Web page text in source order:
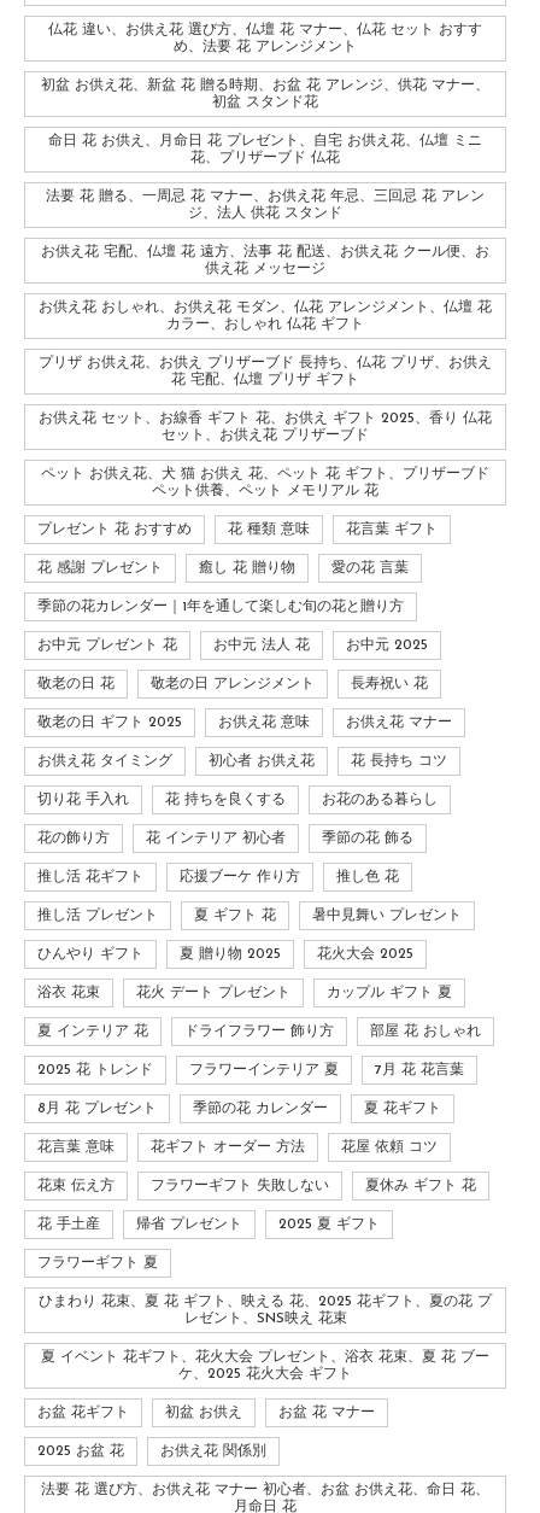
仏花 違い、お供え花 選び方、仏壇 花 マナー、仏花 セット おすす
め、法要 花 アレンジメント
初盆 お供え花、新盆 花 贈る時期、お盆 花 アレンジ、供花 マナー、
初盆 スタンド花
命日 花 お供え、月命日 花 プレゼント、自宅 お供え花、仏壇 ミニ
花、プリザーブド 仏花
法要 花 贈る、一周忌 花 マナー、お供え花 年忌、三回忌 花 アレン
ジ、法人 供花 スタンド
お供え花 宅配、仏壇 花 遠方、法事 花 配送、お供え花 クール便、お
供え花 メッセージ
お供え花 おしゃれ、お供え花 モダン、仏花 アレンジメント、仏壇 花
カラー、おしゃれ 仏花 ギフト
プリザ お供え花、お供え プリザーブド 長持ち、仏花 プリザ、お供え
花 宅配、仏壇 プリザ ギフト
お供え花 セット、お線香 ギフト 花、お供え ギフト 2025、香り 仏花
セット、お供え花 プリザーブド
ペット お供え花、犬 猫 お供え 花、ペット 花 ギフト、プリザーブド
ペット供養、ペット メモリアル 花
プレゼント 花 おすすめ 花 種類 意味 花言葉 ギフト
花 感謝 プレゼント 癒し 花 贈り物 愛の花 言葉
季節の花カレンダー｜1年を通して楽しむ旬の花と贈り方
お中元 プレゼント 花 お中元 法人 花 お中元 2025
敬老の日 花 敬老の日 アレンジメント 長寿祝い 花
敬老の日 ギフト 2025 お供え花 意味 お供え花 マナー
お供え花 タイミング 初心者 お供え花 花 長持ち コツ
切り花 手入れ 花 持ちを良くする お花のある暮らし
花の飾り方 花 インテリア 初心者 季節の花 飾る
推し活 花ギフト 応援ブーケ 作り方 推し色 花
推し活 プレゼント 夏 ギフト 花 暑中見舞い プレゼント
ひんやり ギフト 夏 贈り物 2025 花火大会 2025
浴衣 花束 花火 デート プレゼント カップル ギフト 夏
夏 インテリア 花 ドライフラワー 飾り方 部屋 花 おしゃれ
2025 花 トレンド フラワーインテリア 夏 7月 花 花言葉
8月 花 プレゼント 季節の花 カレンダー 夏 花ギフト
花言葉 意味 花ギフト オーダー 方法 花屋 依頼 コツ
花束 伝え方 フラワーギフト 失敗しない 夏休み ギフト 花
花 手土産 帰省 プレゼント 2025 夏 ギフト
フラワーギフト 夏
ひまわり 花束、夏 花 ギフト、映える 花、2025 花ギフト、夏の花 プ
レゼント、SNS映え 花束
夏 イベント 花ギフト、花火大会 プレゼント、浴衣 花束、夏 花 ブー
ケ、2025 花火大会 ギフト
お盆 花ギフト 初盆 お供え お盆 花 マナー
2025 お盆 花 お供え花 関係別
法要 花 選び方、お供え花 マナー 初心者、お盆 お供え花、命日 花、
月命日 花